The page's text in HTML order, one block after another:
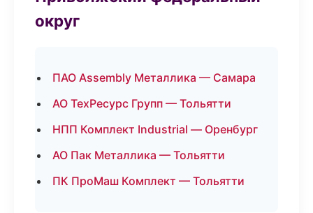
округ
ПАО Assembly Металлика — Самара
АО ТехРесурс Групп — Тольятти
НПП Комплект Industrial — Оренбург
АО Пак Металлика — Тольятти
ПК ПроМаш Комплект — Тольятти